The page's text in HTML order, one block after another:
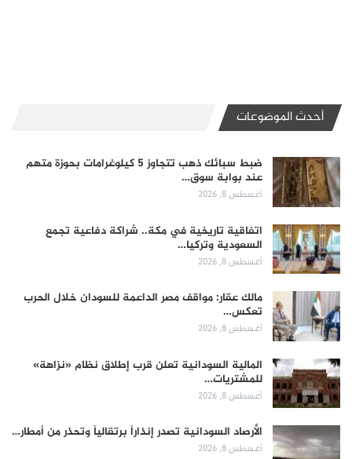
أحدث الموضوعات
ضبط سبائك ذهب تتجاوز 5 كيلوغرامات بحوزة متهم
عند بوابة سوق…
أغسطس 8, 2026
اتفاقية تاريخية في مكة.. شراكة دفاعية تجمع
السعودية وتركيا…
أغسطس 8, 2026
مالك عقار: مواقف مصر الداعمة للسودان خلال الحرب
تعكس…
أغسطس 8, 2026
المالية السودانية تعلن قرب إطلاق نظام «نزاهة»
للمشتريات…
أغسطس 8, 2026
الأرصاد السودانية تصدر إنذاراً برتقالياً وتحذر من أمطار…
أغسطس 8, 2026